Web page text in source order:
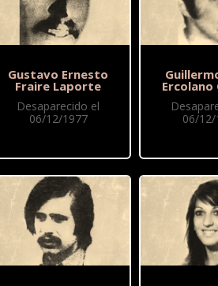
Gustavo Ernesto
Fraire Laporte
Desaparecido el
06/12/1977
06/